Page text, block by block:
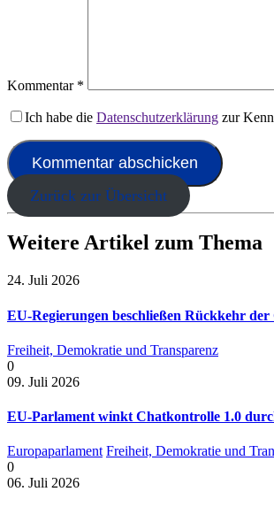
Kommentar *
Ich habe die Datenschutzerklärung zur
Zurück zur Übersicht
Weitere Artikel zum Thema
24. Juli 2026
EU-Regierungen beschließen Rückkehr
Freiheit, Demokratie und Transparenz
0
09. Juli 2026
EU-Parlament winkt Chatkontrolle 1.0
Europaparlament Freiheit, Demokratie und
0
06. Juli 2026